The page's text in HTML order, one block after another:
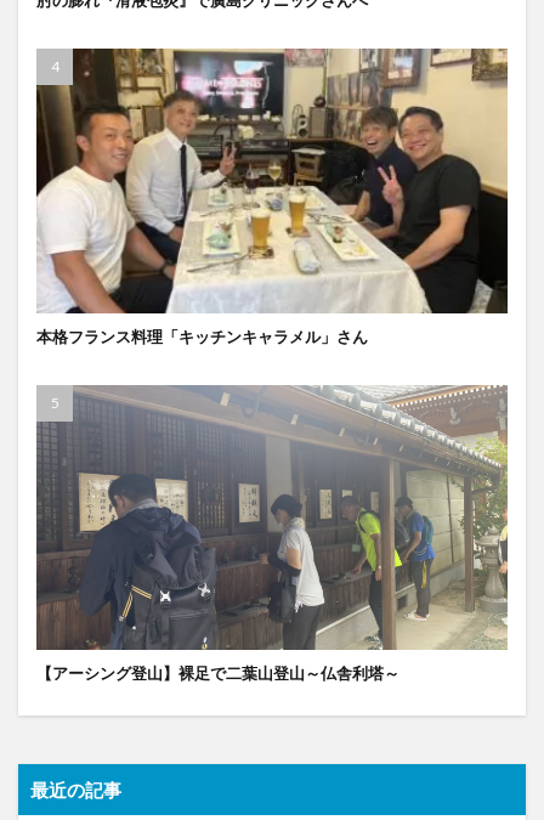
本格フランス料理「キッチンキャラメル」さん
【アーシング登山】裸足で二葉山登山～仏舎利塔～
最近の記事